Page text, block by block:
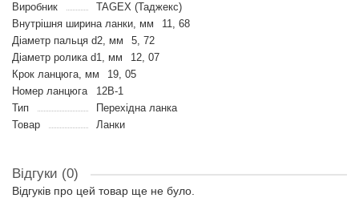
Виробник
TAGEX (Таджекс)
Внутрішня ширина ланки, мм
11, 68
Діаметр пальця d2, мм
5, 72
Діаметр ролика d1, мм
12, 07
Крок ланцюга, мм
19, 05
Номер ланцюга
12B-1
Тип
Перехідна ланка
Товар
Ланки
Відгуки (0)
Відгуків про цей товар ще не було.